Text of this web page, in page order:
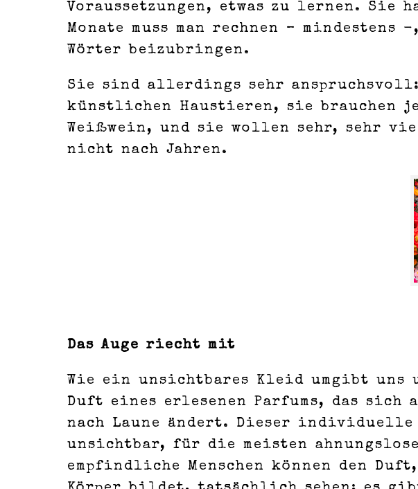
Voraussetzungen, etwas zu lernen.
Monate muss man rechnen –
Wörter beizubringen.
Sie sind allerdings sehr
künstlichen Haustieren, sie brauchen
Weißwein, und sie wollen sehr, sehr
nicht nach Jahren.
Das Auge riecht mit
Wie ein unsichtbares Kleid umgibt uns
Duft eines erlesenen Parfums, das
nach Laune ändert. Dieser
unsichtbar, für die meisten
empfindliche Menschen können den